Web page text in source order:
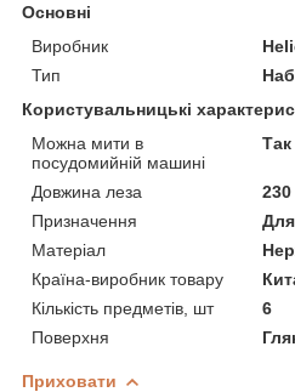
Основні
Виробник
Тип
Користувальницькі
Можна мити в
посудомийній машині
Так
Довжина леза
Призначення
Матеріал
Країна-виробник товару
Кількість предметів, шт
6
Поверхня
Приховати